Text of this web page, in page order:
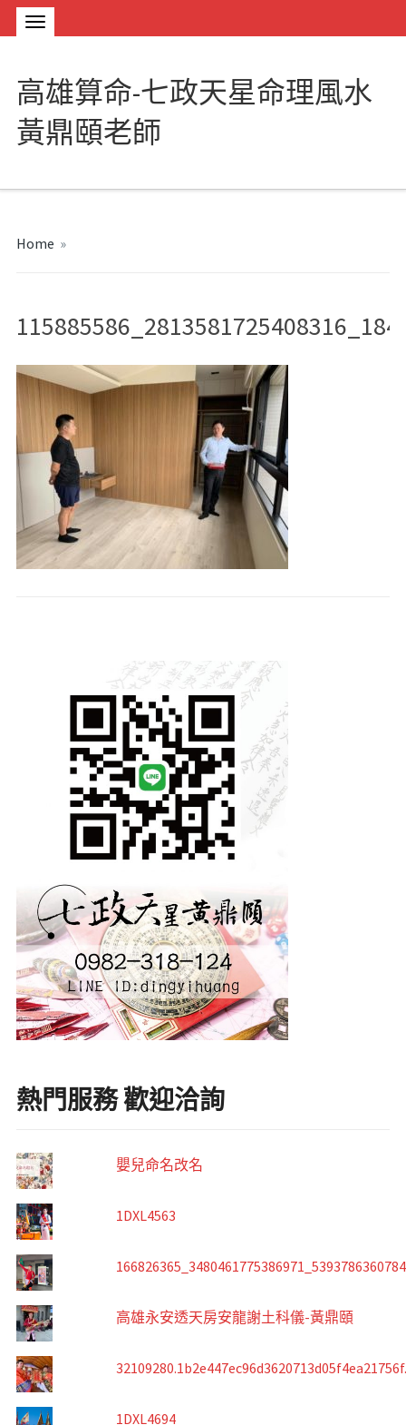
高雄算命-七政天星命理風水
黃鼎頤老師
Home »
熱門服務 歡迎洽詢
嬰兒命名改名
1DXL4563
高雄永安透天房安龍謝土科儀-黃鼎頤
1DXL4694